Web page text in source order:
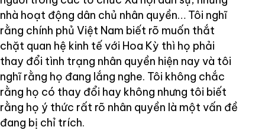
nhà hoạt động dân chủ nhân quyền… Tôi nghĩ
rằng chính phủ Việt Nam biết rõ muốn thắt
chặt quan hệ kinh tế với Hoa Kỳ thì họ phải
thay đổi tình trạng nhân quyền hiện nay và tôi
nghĩ rằng họ đang lắng nghe. Tôi không chắc
rằng họ có thay đổi hay không nhưng tôi biết
rằng họ ý thức rất rõ nhân quyền là một vấn đề
đang bị chỉ trích.